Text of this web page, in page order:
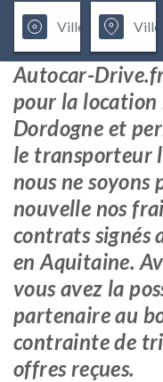
Autocar-
pour la location
Dordogne et
le transporteur
nous ne soyons
nouvelle nos
contrats signés
en Aquitaine.
vous avez la
partenaire au
contrainte de
offres reçues.